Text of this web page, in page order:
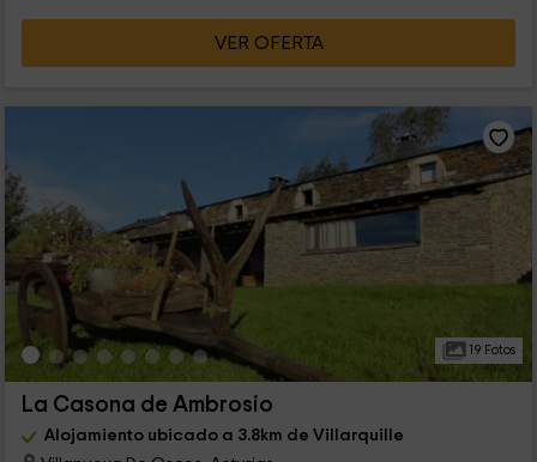
VER OFERTA
19 Fotos
La Casona de Ambrosio
Alojamiento ubicado a 3.8km de Villarquille